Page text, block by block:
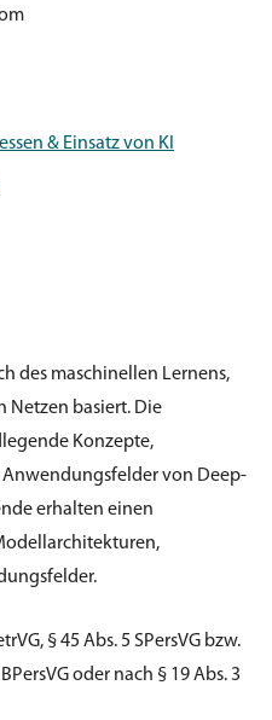
& Einsatz von KI
des maschinellen Lernens,
Netzen basiert. Die
Konzepte,
Anwendungsfeldervon Deep-
erhalten einen
§ 45 Abs. 5 SPersVG bzw.
oder nach § 19 Abs. 3